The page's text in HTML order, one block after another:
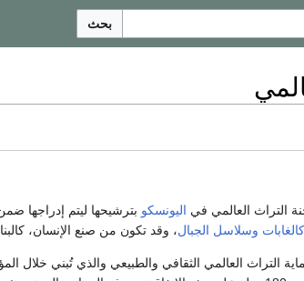
بحث
التراث العالمي في اليونسكو بترشيحها ليتم إدراجها
كالغابات وسلاسل الجبال، وقد تكون من صنع الإنسان،
التراث العالمي الثقافي والطبيعي والذي تُبني خلال